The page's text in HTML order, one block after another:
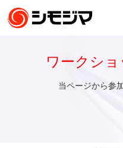
ワークシ
当ページから参